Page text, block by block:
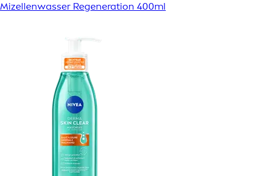
Mizellenwasser Regeneration 400ml